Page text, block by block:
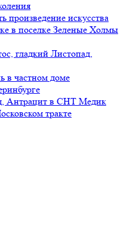
произведение искусства
в поселке Зеленые Холмы
гладкий Листопад,
в частном доме
Антрацит в СНТ Медик
тракте